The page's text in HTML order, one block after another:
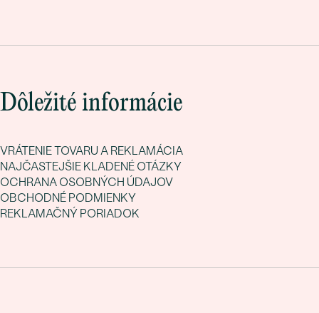
Dôležité informácie
VRÁTENIE TOVARU A REKLAMÁCIA
NAJČASTEJŠIE KLADENÉ OTÁZKY
OCHRANA OSOBNÝCH ÚDAJOV
OBCHODNÉ PODMIENKY
REKLAMAČNÝ PORIADOK